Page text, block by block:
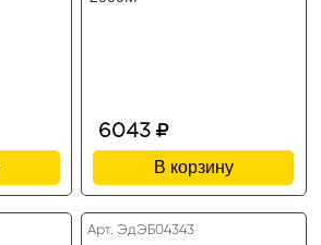
6043
В корзину
Арт. ЭдЭБ04343